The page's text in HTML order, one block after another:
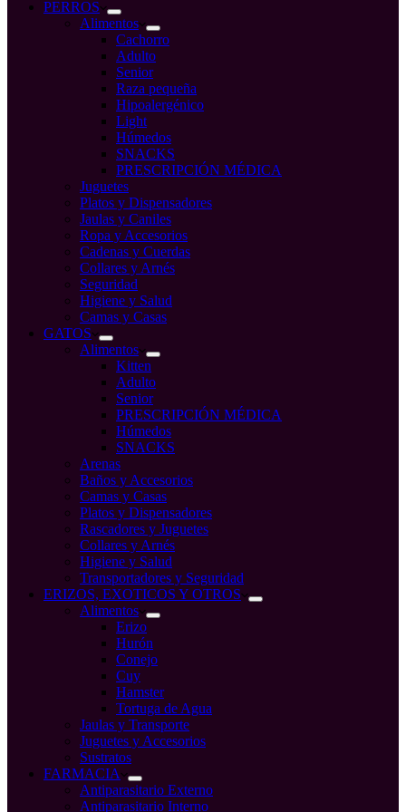
compraPERROS
Alimentos
Cachorro
Adulto
Senior
Raza pequeña
Hipoalergénico
Light
Húmedos
SNACKS
PRESCRIPCIÓN MÉDICA
Juguetes
Platos y Dispensadores
Jaulas y Caniles
Ropa y Accesorios
Cadenas y Cuerdas
Collares y Arnés
Seguridad
Higiene y Salud
Camas y Casas
GATOS
Alimentos
Kitten
Adulto
Senior
PRESCRIPCIÓN MÉDICA
Húmedos
SNACKS
Arenas
Baños y Accesorios
Camas y Casas
Platos y Dispensadores
Rascadores y Juguetes
Collares y Arnés
Higiene y Salud
Transportadores y Seguridad
ERIZOS, EXOTICOS Y OTROS
Alimentos
Erizo
Hurón
Conejo
Cuy
Hamster
Tortuga de Agua
Jaulas y Transporte
Juguetes y Accesorios
Sustratos
FARMACIA
Antiparasitario Externo
Antiparasitario Interno